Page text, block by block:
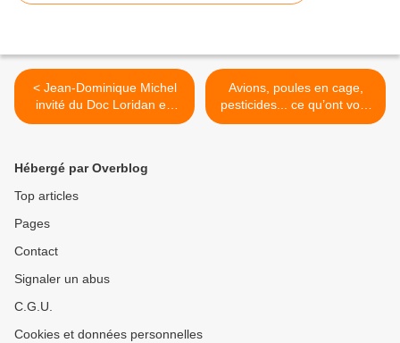
< Jean-Dominique Michel
invité du Doc Loridan en
direct : du lourd
Avions, poules en cage,
pesticides... ce qu’ont voté
les députés sous Macron >
Hébergé par Overblog
Top articles
Pages
Contact
Signaler un abus
C.G.U.
Cookies et données personnelles